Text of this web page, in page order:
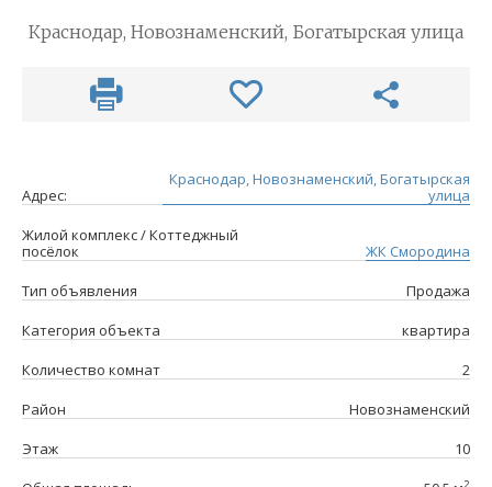
Краснодар, Новознаменский, Богатырская улица
Адрес:
Краснодар, Новознаменский, Богатырская
улица
Жилой комплекс / Коттеджный
посёлок
ЖК Смородина
Тип объявления
Продажа
Категория объекта
квартира
Количество комнат
2
Район
Новознаменский
Этаж
10